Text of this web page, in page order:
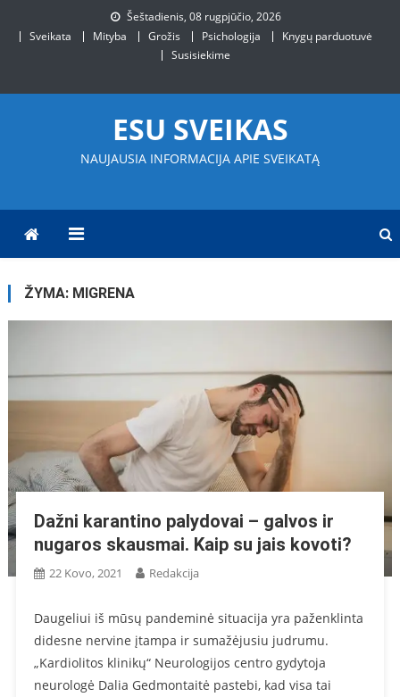
Šeštadienis, 08 rugpjūčio, 2026
Sveikata
Mityba Grožis Psichologija
Knygų parduotuvė
Susisiekime
ESU SVEIKAS
NAUJAUSIA INFORMACIJA APIE SVEIKATĄ
ŽYMA: MIGRENA
Dažni karantino palydovai – galvos ir
nugaros skausmai. Kaip su jais kovoti?
22 Kovo, 2021 Redakcija
Daugeliui iš mūsų pandeminė situacija yra paženklinta
didesne nervine įtampa ir sumažėjusiu judrumu.
„Kardiolitos klinikų“ Neurologijos centro gydytoja
neurologė Dalia Gedmontaitė pastebi, kad visa tai